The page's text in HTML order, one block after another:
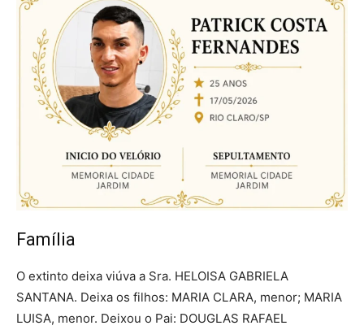
Família
O extinto deixa viúva a Sra. HELOISA GABRIELA
SANTANA. Deixa os filhos: MARIA CLARA, menor; MARIA
LUISA, menor. Deixou o Pai: DOUGLAS RAFAEL